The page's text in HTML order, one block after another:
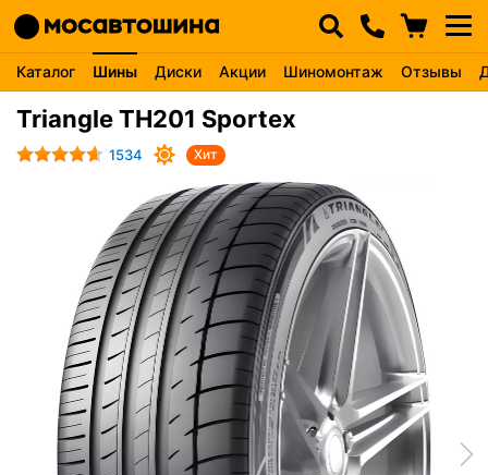
Каталог Шины Диски Акции Шиномонтаж Отзывы
Triangle TH201 Sportex
1534 Хит